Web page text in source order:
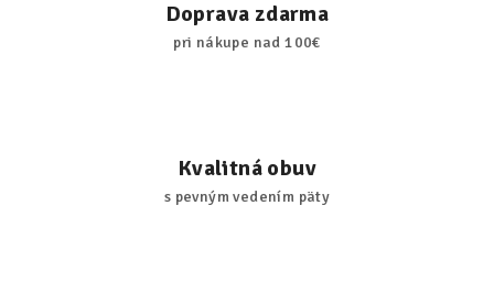
Doprava zdarma
pri nákupe nad 100€
Kvalitná obuv
s pevným vedením päty